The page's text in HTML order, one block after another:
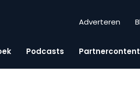
Adverteren
Podcasts Partnercontent